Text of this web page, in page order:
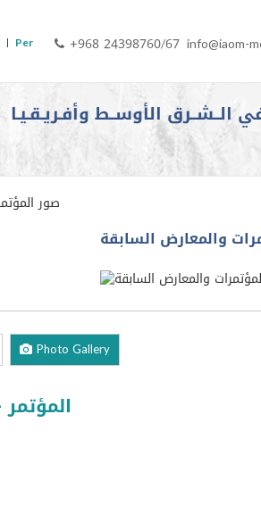
info@iaom-
+968 24398760/67
Per
الــشــرق الأوســط وأفـريـقـيـا
والمعارض السابقة
Photo Gallery
Photo Gallery - المؤتمر